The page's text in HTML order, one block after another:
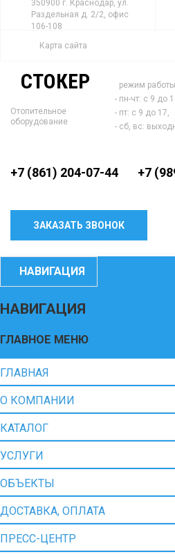
350900 г. Краснодар, ул.
Раздельная д. 2/2, офис
106-108
Карта сайта
СТОКЕР
Отопительное
оборудование
режим
- пн-чт: с 9 до
- пт: с 9 до 17,
- сб, вс:
+7 (861) 204-07-44 +7
ЗАКАЗАТЬ ЗВОНОК
НАВИГАЦИЯ
НАВИГАЦИЯ
ГЛАВНОЕ МЕНЮ
ГЛАВНАЯ
О КОМПАНИИ
КАТАЛОГ
УСЛУГИ
ОБЪЕКТЫ
ДОСТАВКА, ОПЛАТА
ПРЕСС-ЦЕНТР